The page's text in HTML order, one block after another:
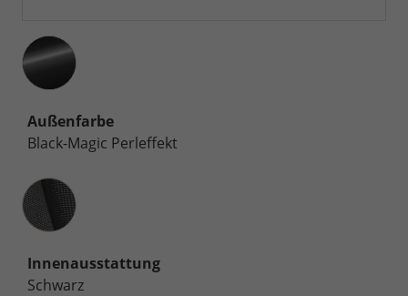
Außenfarbe
Black-Magic Perleffekt
Innenausstattung
Innenausstattung
Schwarz